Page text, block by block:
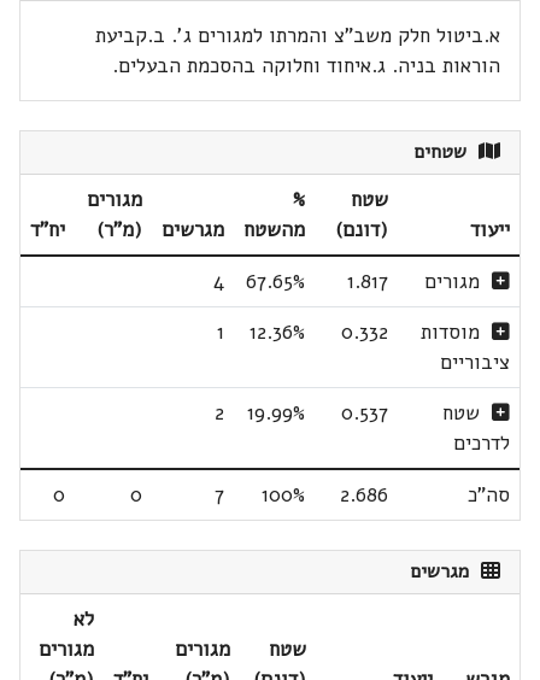
א.ביטול חלק משב"צ והמרתו למגורים ג'. ב.קביעת
הוראות בניה. ג.איחוד וחלוקה בהסכמת הבעלים.
שטחים
ייעוד
שטח
(דונם)
%
מהשטח
מגרשים
מגורים
(מ"ר)
יח"ד
מגורים
1.817
67.65%
4
מוסדות
ציבוריים
0.332
12.36%
1
שטח
לדרכים
0.537
19.99%
2
סה"כ 2.686
100%
7
0
0
מגרשים
שטח
מגורים
לא
מגורים